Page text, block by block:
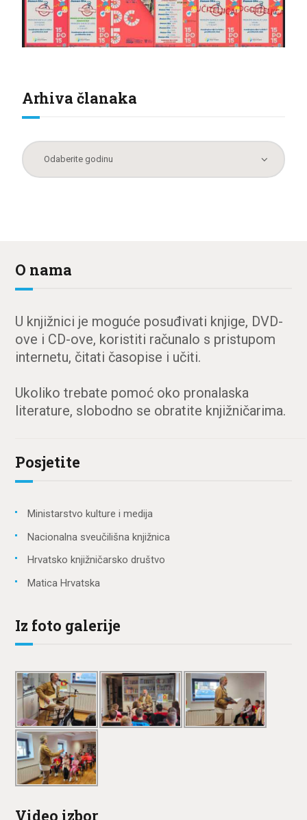
Arhiva članaka
O nama
U knjižnici je moguće posuđivati knjige, DVD-
ove i CD-ove, koristiti računalo s pristupom
internetu, čitati časopise i učiti.
Ukoliko trebate pomoć oko pronalaska
literature, slobodno se obratite knjižničarima.
Posjetite
Ministarstvo kulture i medija
Nacionalna sveučilišna knjižnica
Hrvatsko knjižničarsko društvo
Matica Hrvatska
Iz foto galerije
Video izbor